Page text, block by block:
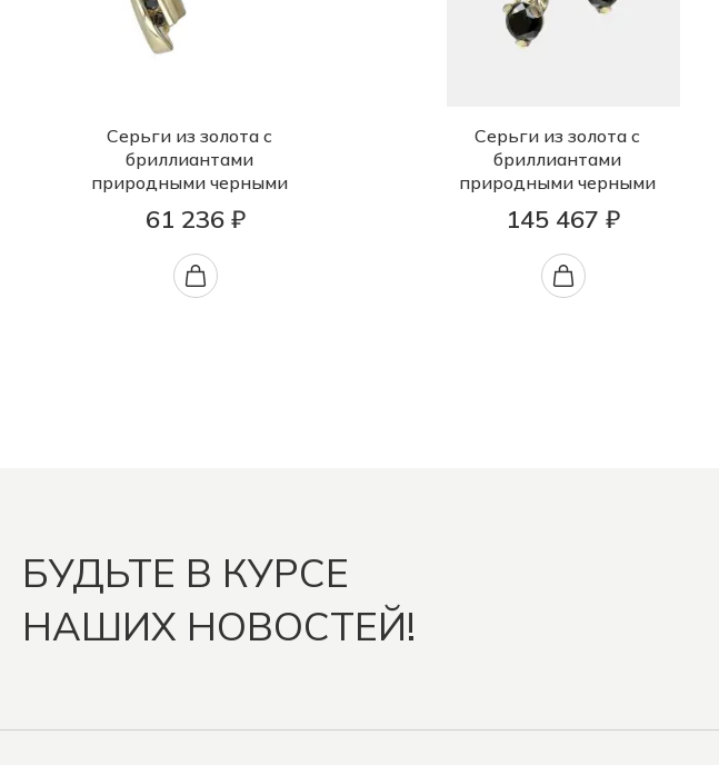
Серьги из золота с
бриллиантами
природными черными
61 236 ₽
Серьги из золота с
бриллиантами
природными черными
145 467 ₽
БУДЬТЕ В КУРСЕ
НАШИХ НОВОСТЕЙ!